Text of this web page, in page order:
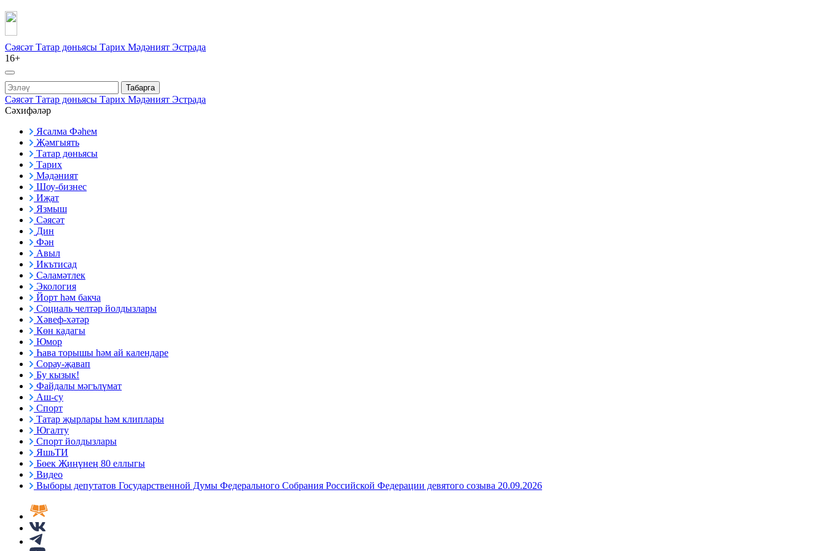
Сәясәт Татар дөньясы Тарих Мәдәният Эстрада
16+
Табарга
Сәясәт Татар дөньясы Тарих Мәдәният Эстрада
Сәхифәләр
Ясалма Фәһем
Җәмгыять
Татар дөньясы
Тарих
Мәдәният
Шоу-бизнес
Иҗат
Язмыш
Сәясәт
Дин
Фән
Авыл
Икътисад
Сәламәтлек
Экология
Йорт һәм бакча
Социаль челтәр йолдызлары
Хәвеф-хәтәр
Көн кадагы
Юмор
Һава торышы һәм ай календаре
Сорау-җавап
Бу кызык!
Файдалы мәгълүмат
Аш-су
Спорт
Татар җырлары һәм клиплары
Югалту
Спорт йолдызлары
ЯшьТИ
Бөек Җиңүнең 80 еллыгы
Видео
Выборы депутатов Государственной Думы Федерального Собрания Российской Федерации девятого созыва 20.09.2026